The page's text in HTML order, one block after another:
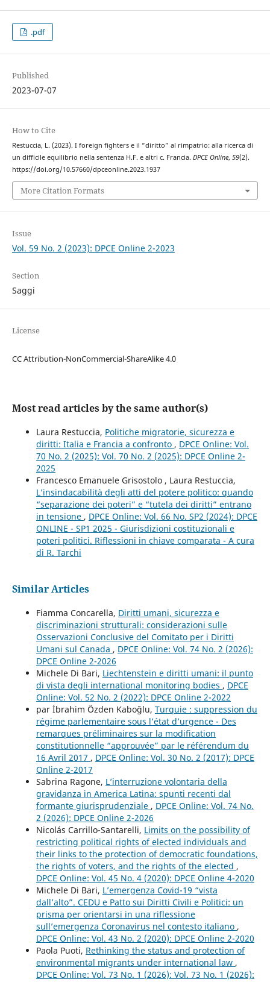
.pdf
Published
2023-07-07
How to Cite
Restuccia, L. (2023). I foreign fighters e il “diritto” al rimpatrio: alla ricerca di
un difficile equilibrio nella sentenza H.F. e altri c. Francia. DPCE Online, 59(2).
https://doi.org/10.57660/dpceonline.2023.1937
More Citation Formats
Issue
Vol. 59 No. 2 (2023): DPCE Online 2-2023
Section
Saggi
License
CC Attribution-NonCommercial-ShareAlike 4.0
Most read articles by the same author(s)
Laura Restuccia, Politiche migratorie, sicurezza e
diritti: Italia e Francia a confronto , DPCE Online: Vol.
70 No. 2 (2025): Vol. 70 No. 2 (2025): DPCE Online 2-
2025
Francesco Emanuele Grisostolo , Laura Restuccia,
L’insindacabilità degli atti del potere politico: quando
“separazione dei poteri” e “tutela dei diritti” entrano
in tensione , DPCE Online: Vol. 66 No. SP2 (2024): DPCE
ONLINE - SP1 2025 - Giurisdizioni costituzionali e
poteri politici. Riflessioni in chiave comparata - A cura
di R. Tarchi
Similar Articles
Fiamma Concarella, Diritti umani, sicurezza e
discriminazioni strutturali: considerazioni sulle
Osservazioni Conclusive del Comitato per i Diritti
Umani sul Canada , DPCE Online: Vol. 74 No. 2 (2026):
DPCE Online 2-2026
Michele Di Bari, Liechtenstein e diritti umani: il punto
di vista degli international monitoring bodies , DPCE
Online: Vol. 52 No. 2 (2022): DPCE Online 2-2022
par İbrahim Özden Kaboğlu, Turquie : suppression du
régime parlementaire sous l’état d’urgence - Des
remarques préliminaires sur la modification
constitutionnelle “approuvée” par le référendum du
16 Avril 2017 , DPCE Online: Vol. 30 No. 2 (2017): DPCE
Online 2-2017
Sabrina Ragone, L’interruzione volontaria della
gravidanza in America Latina: spunti recenti dal
formante giurisprudenziale , DPCE Online: Vol. 74 No.
2 (2026): DPCE Online 2-2026
Nicolás Carrillo-Santarelli, Limits on the possibility of
restricting political rights of elected individuals and
their links to the protection of democratic foundations,
the rights of voters, and the rights of the elected ,
DPCE Online: Vol. 45 No. 4 (2020): DPCE Online 4-2020
Michele Di Bari, L’emergenza Covid-19 “vista
dall’alto”. CEDU e Patto sui Diritti Civili e Politici: un
prisma per orientarsi in una riflessione
sull’emergenza Coronavirus nel contesto italiano ,
DPCE Online: Vol. 43 No. 2 (2020): DPCE Online 2-2020
Paola Puoti, Rethinking the status and protection of
environmental migrants under international law ,
DPCE Online: Vol. 73 No. 1 (2026): Vol. 73 No. 1 (2026):